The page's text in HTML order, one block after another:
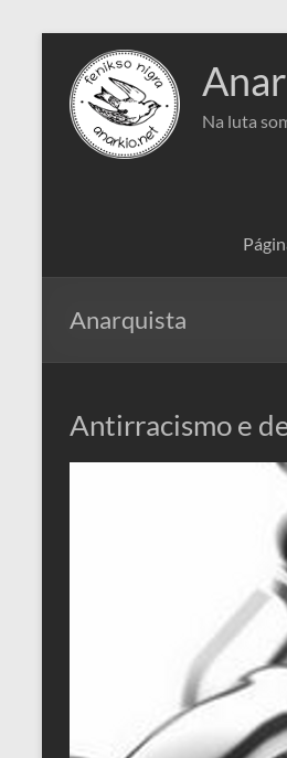
conteúdo
Na luta
Anarquista
Antirracismo e